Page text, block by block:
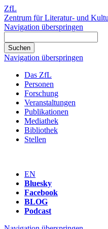
ZfL
Zentrum für Literatur- und
Navigation überspringen
Navigation überspringen
Das ZfL
Personen
Forschung
Veranstaltungen
Publikationen
Mediathek
Bibliothek
Stellen
EN
Bluesky
Facebook
BLOG
Podcast